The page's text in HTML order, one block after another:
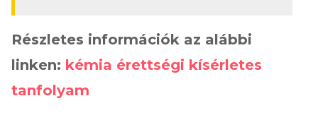
Részletes információk az alábbi
linken: kémia érettségi kísérletes
tanfolyam